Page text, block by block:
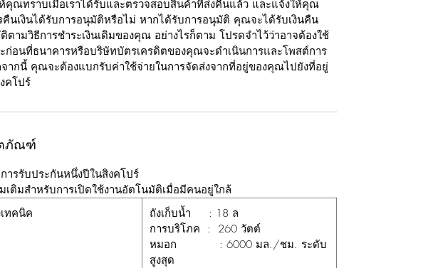
ห้คุณทราบเมื่อเราได้รับและตรวจสอบสินค้าที่ส่งคืนแล้ว และแจ้งให้คุณ
คืนเงินได้รับการอนุมัติหรือไม่ หากได้รับการอนุมัติ คุณจะได้รับเงินคืน
ตามวิธีการชำระเงินเดิมของคุณ อย่างไรก็ตาม โปรดจำไว้ว่าอาจต้องใช้
ะก่อนที่ธนาคารหรือบริษัทบัตรเครดิตของคุณจะดำเนินการและโพสต์การ
ากนี้ คุณจะต้องแบกรับค่าใช้จ่ายในการจัดส่งจากที่อยู่ของคุณไปยังที่อยู่
คโปร์
ภัณฑ์
ารรับประกันหนึ่งปีในสิงคโปร์
มเติมสำหรับการเปิดใช้งานอัตโนมัติเมื่อมีคนอยู่ใกล้
ทคนิค
ถังเก็บน้ำ : 18 ล
การบริโภค : 260 วัตต์
หมอก : 6000 มล./ชม. ระดับ
สูงสุด